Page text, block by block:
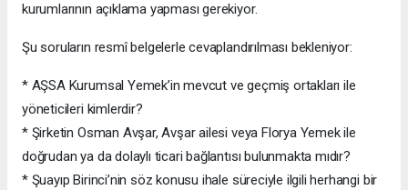
kurumlarının açıklama yapması gerekiyor.
Şu soruların resmî belgelerle cevaplandırılması bekleniyor:
* AŞSA Kurumsal Yemek’in mevcut ve geçmiş ortakları ile
yöneticileri kimlerdir?
* Şirketin Osman Avşar, Avşar ailesi veya Florya Yemek ile
doğrudan ya da dolaylı ticari bağlantısı bulunmakta mıdır?
* Şuayıp Birinci’nin söz konusu ihale süreciyle ilgili herhangi bir